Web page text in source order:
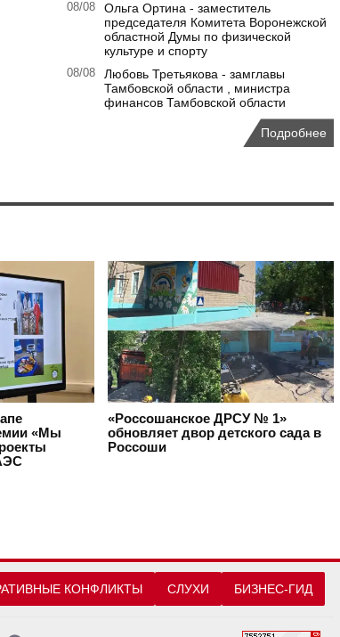
08/08
Ольга Ортина - заместитель
председателя Комитета Воронежской
областной Думы по физической
культуре и спорту
08/08
Любовь Третьякова - замглавы
Тамбовской области , министра
финансов Тамбовской области
Подробнее
«Мы
«Россошанское ДРСУ № 1»
обновляет двор детского сада в
Россоши
КОНФЛИКТЫ СЛУХИ БИЗНЕС-ГИД